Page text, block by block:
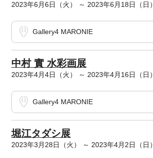
2023年6月6日（火） ～ 2023年6月18日（日）
Gallery4 MARONIE
中村 實 水彩画展
2023年4月4日（火） ～ 2023年4月16日（日）
Gallery4 MARONIE
堀江タダシ展
2023年3月28日（火） ～ 2023年4月2日（日）